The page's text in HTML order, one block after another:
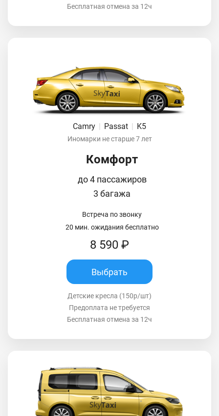
Бесплатная отмена за 12ч
Camry Passat K5
Иномарки не старше 7 лет
Комфорт
до 4 пассажиров
3 багажа
Встреча по звонку
20 мин. ожидания бесплатно
8 590 ₽
Выбрать
Детские кресла (150р/шт)
Предоплата не требуется
Бесплатная отмена за 12ч